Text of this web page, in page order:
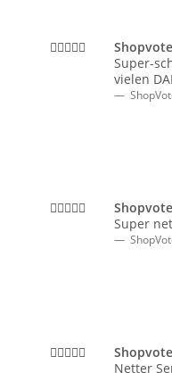
Super-
vielen
Super
Netter